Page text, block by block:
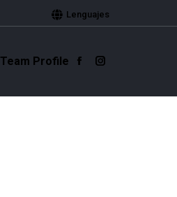
Lenguajes
Team Profile
FacebookInstagram